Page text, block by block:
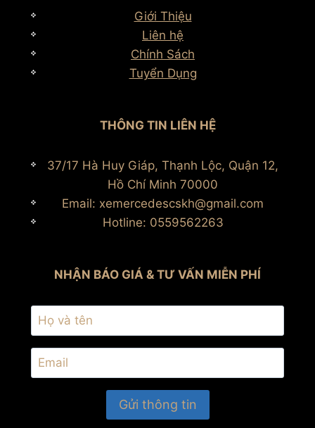
Giới Thiệu
Liên hệ
Chính Sách
Tuyển Dụng
THÔNG TIN LIÊN HỆ
37/17 Hà Huy Giáp, Thạnh Lộc, Quận 12,
Hồ Chí Minh 70000
Email: xemercedescskh@gmail.com
Hotline: 0559562263
NHẬN BÁO GIÁ & TƯ VẤN MIỄN PHÍ